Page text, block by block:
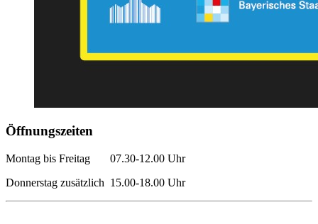
Öffnungszeiten
Montag bis Freitag 07.30-12.00 Uhr
Donnerstag zusätzlich 15.00-18.00 Uhr